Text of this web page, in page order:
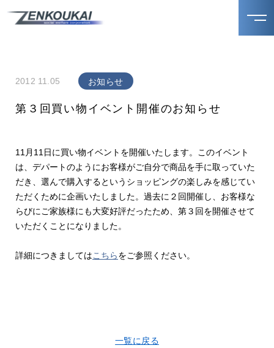
2012 11.05 お知らせ
第３回買い物イベント開催のお知らせ
11月11日に買い物イベントを開催いたします。このイベント
は、デパートのようにお客様がご自分で商品を手に取っていた
だき、選んで購入するというショッピングの楽しみを感じてい
ただくために企画いたしました。過去に２回開催し、お客様な
らびにご家族様にも大変好評だったため、第３回を開催させて
いただくことになりました。
詳細につきましてはこちらをご参照ください。
一覧に戻る